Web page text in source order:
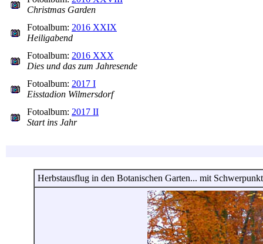
Christmas Garden
Fotoalbum: 2016 XXIX
Heiligabend
Fotoalbum: 2016 XXX
Dies und das zum Jahresende
Fotoalbum: 2017 I
Eisstadion Wilmersdorf
Fotoalbum: 2017 II
Start ins Jahr
Herbstausflug in den Botanischen Garten... mit